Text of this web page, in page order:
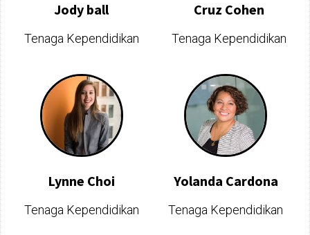
Jody ball
Tenaga Kependidikan
Cruz Cohen
Tenaga Kependidikan
Lynne Choi
Tenaga Kependidikan
Yolanda Cardona
Tenaga Kependidikan